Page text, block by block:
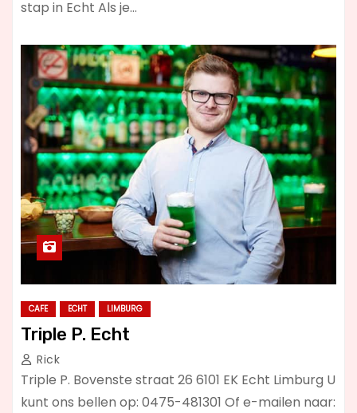
stap in Echt Als je…
CAFE ECHT LIMBURG
Triple P. Echt
Rick
Triple P. Bovenste straat 26 6101 EK Echt Limburg U
kunt ons bellen op: 0475-481301 Of e-mailen naar: